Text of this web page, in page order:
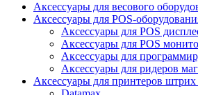
Аксессуары для весового
Аксессуары для POS-
Аксессуары для POS
Аксессуары для POS
Аксессуары для
Аксессуары для ридеров
Аксессуары для принтеров штрих